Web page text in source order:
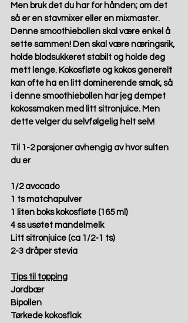
Men bruk det du har for hånden; om det
så er en stavmixer eller en mixmaster.
Denne smoothiebollen skal være enkel å
sette sammen! Den skal være næringsrik,
holde blodsukkeret stabilt og holde deg
mett lenge. Kokosfløte og kokos generelt
kan ofte ha en litt dominerende smak, så
i denne smoothiebollen har jeg dempet
kokossmaken med litt sitronjuice. Men
dette velger du selvfølgelig helt selv!
Til 1-2 porsjoner avhengig av hvor sulten
du er
1/2 avocado
1 ts matchapulver
1 liten boks kokosfløte (165 ml)
4 ss usøtet mandelmelk
Litt sitronjuice (ca 1/2-1 ts)
2-3 dråper stevia
Tips til topping
Jordbær
Bipollen
Tørkede kokosflak